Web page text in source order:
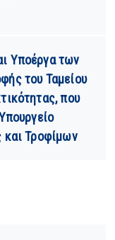
Υποέργα των
του Ταμείου
που
και Τροφίμων